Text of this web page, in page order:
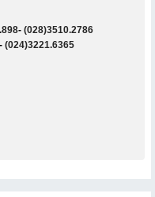
- (028)3510.2786
- (024)3221.6365